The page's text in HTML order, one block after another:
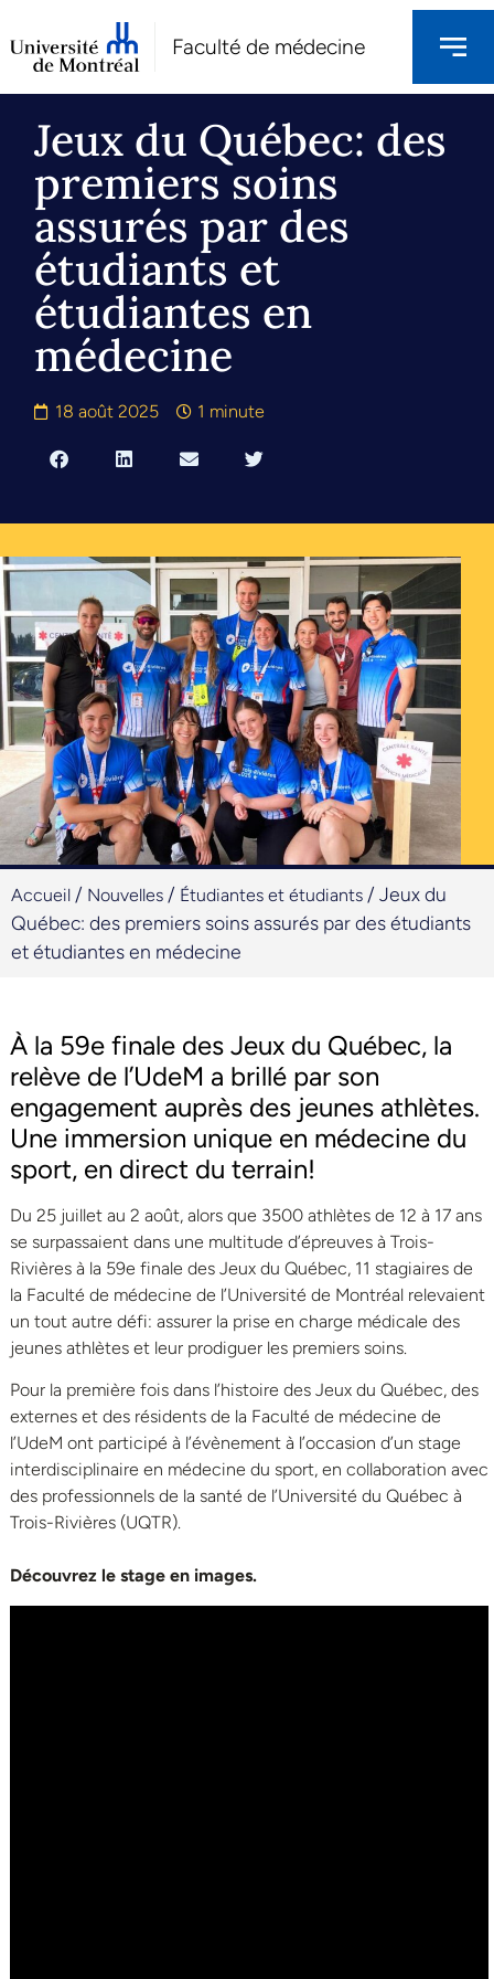
Faculté de médecine
Jeux du Québec: des
premiers soins
assurés par des
étudiants et
étudiantes en
médecine
18 août 2025 1 minute
Accueil / Nouvelles / Étudiantes et étudiants / Jeux du
Québec: des premiers soins assurés par des étudiants
et étudiantes en médecine
À la 59e finale des Jeux du Québec, la
relève de l’UdeM a brillé par son
engagement auprès des jeunes athlètes.
Une immersion unique en médecine du
sport, en direct du terrain!
Du 25 juillet au 2 août, alors que 3500 athlètes de 12 à 17 ans
se surpassaient dans une multitude d’épreuves à Trois-
Rivières à la 59e finale des Jeux du Québec, 11 stagiaires de
la Faculté de médecine de l’Université de Montréal relevaient
un tout autre défi: assurer la prise en charge médicale des
jeunes athlètes et leur prodiguer les premiers soins.
Pour la première fois dans l’histoire des Jeux du Québec, des
externes et des résidents de la Faculté de médecine de
l’UdeM ont participé à l’évènement à l’occasion d’un stage
interdisciplinaire en médecine du sport, en collaboration avec
des professionnels de la santé de l’Université du Québec à
Trois-Rivières (UQTR).
Découvrez le stage en images.